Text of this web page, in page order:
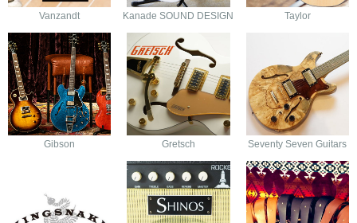
Vanzandt Kanade SOUND DESIGN Taylor
Gibson Gretsch Seventy Seven Guitars